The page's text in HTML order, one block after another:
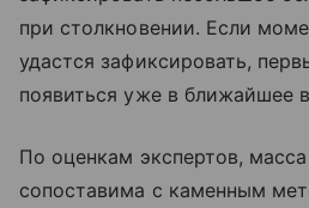
при столкновении. Если
удастся зафиксировать,
появиться уже в ближайшее
По оценкам экспертов,
сопоставима с каменным